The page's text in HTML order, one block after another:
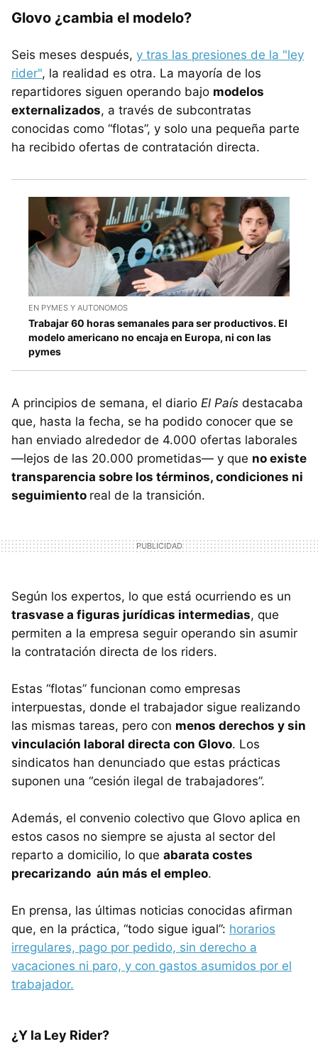
Glovo ¿cambia el modelo?
Seis meses después, y tras las presiones de la "ley
rider", la realidad es otra. La mayoría de los
repartidores siguen operando bajo modelos
externalizados, a través de subcontratas
conocidas como “flotas”, y solo una pequeña parte
ha recibido ofertas de contratación directa.
EN PYMES Y AUTONOMOS
Trabajar 60 horas semanales para ser productivos. El
modelo americano no encaja en Europa, ni con las
pymes
A principios de semana, el diario El País destacaba
que, hasta la fecha, se ha podido conocer que se
han enviado alrededor de 4.000 ofertas laborales
—lejos de las 20.000 prometidas— y que no existe
transparencia sobre los términos, condiciones ni
seguimiento real de la transición.
Según los expertos, lo que está ocurriendo es un
trasvase a figuras jurídicas intermedias, que
permiten a la empresa seguir operando sin asumir
la contratación directa de los riders.
Estas “flotas” funcionan como empresas
interpuestas, donde el trabajador sigue realizando
las mismas tareas, pero con menos derechos y sin
vinculación laboral directa con Glovo. Los
sindicatos han denunciado que estas prácticas
suponen una “cesión ilegal de trabajadores”.
Además, el convenio colectivo que Glovo aplica en
estos casos no siempre se ajusta al sector del
reparto a domicilio, lo que abarata costes
precarizando aún más el empleo.
En prensa, las últimas noticias conocidas afirman
que, en la práctica, “todo sigue igual”: horarios
irregulares, pago por pedido, sin derecho a
vacaciones ni paro, y con gastos asumidos por el
trabajador.
¿Y la Ley Rider?